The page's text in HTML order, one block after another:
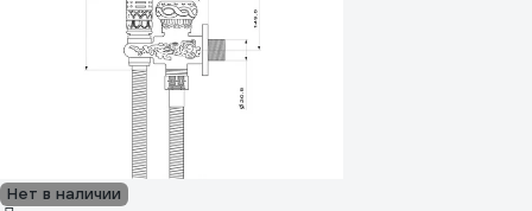
Нет в наличии